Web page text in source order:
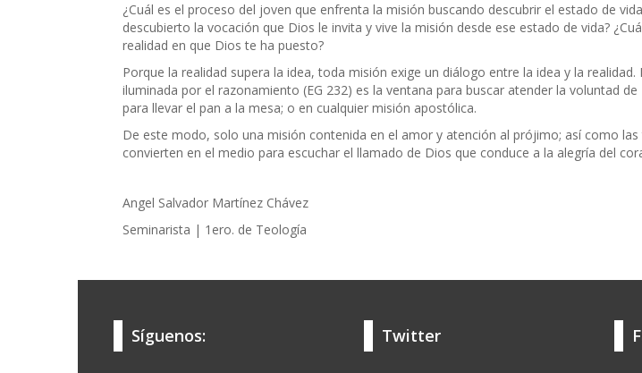
¿Cuál es el proceso del joven que enfrenta la misión buscando descubrir el estado de
descubierto la vocación que Dios le invita y vive la misión desde ese estado de vida?
realidad en que Dios te ha puesto?
Porque la realidad supera la idea, toda misión exige un diálogo entre la idea y la
iluminada por el razonamiento (EG 232) es la ventana para buscar atender la voluntad
para llevar el pan a la mesa; o en cualquier misión apostólica.
De este modo, solo una misión contenida en el amor y atención al prójimo; así como
convierten en el medio para escuchar el llamado de Dios que conduce a la alegría del
Angel Salvador Martínez Chávez
Seminarista | 1ero. de Teología
Síguenos: Twitter